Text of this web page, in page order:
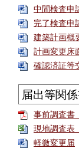
中間検査申
完了検査申
建築計画概
計画変更床
確認済証等
届出等関
事前調査書
現地調査表
軽微変更届